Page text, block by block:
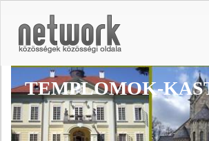
TEMPLOMOK-